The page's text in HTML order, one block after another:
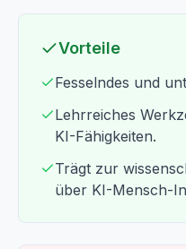
Vorteile
Fesselndes und
Lehrreiches
KI-Fähigkeiten.
Trägt zur
über KI-Mensch-